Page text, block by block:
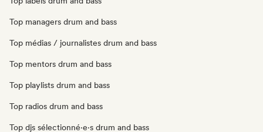
Top managers drum and bass
Top médias / journalistes drum and bass
Top mentors drum and bass
Top playlists drum and bass
Top radios drum and bass
Top djs sélectionné·e·s drum and bass